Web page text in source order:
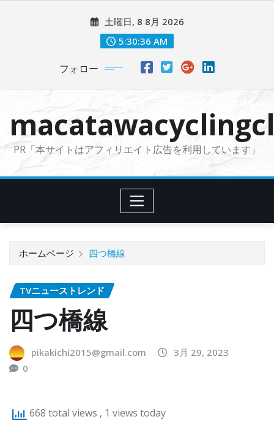
に
土曜日, 8 8月 2026
5:30:38 AM
フォロー
PR「本サイトはアフィリエイト広告を利用しています」
ホームページ 四つ橋線
TVニューストレンド
四つ橋線
pikakichi2015@gmail.com
3月 29, 2023
0
668 total views , 1 views today